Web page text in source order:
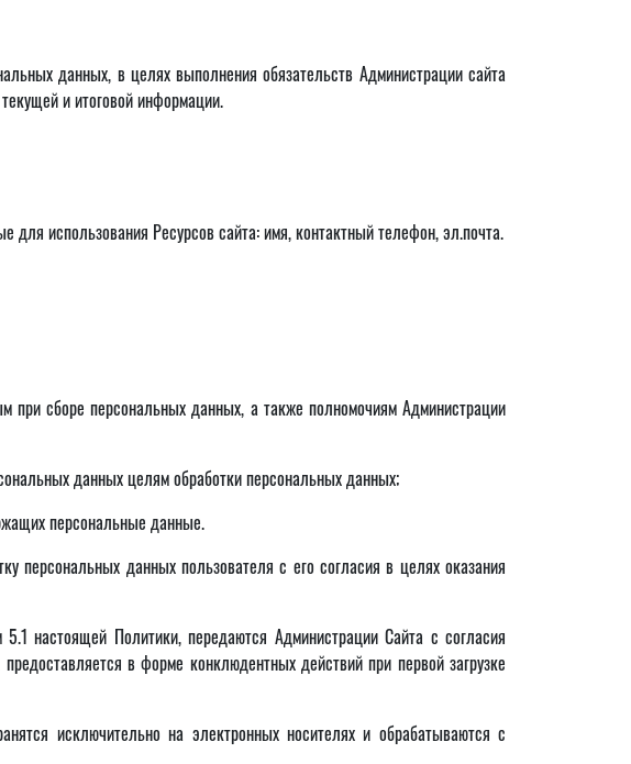
данных, в целях выполнения обязательств Администрации сайта
и итоговой информации.
использования Ресурсов сайта: имя, контактный телефон, эл.почта.
при сборе персональных данных, а также полномочиям Администрации
данных целям обработки персональных данных;
персональные данные.
персональных данных пользователя с его согласия в целях оказания
настоящей Политики, передаются Администрации Сайта с согласия
в форме конклюдентных действий при первой загрузке
исключительно на электронных носителях и обрабатываются с